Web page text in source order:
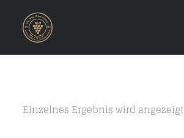
Einzelnes Ergebnis wird angezeigt